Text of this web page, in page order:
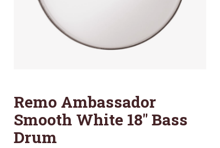
Remo Ambassador
Smooth White 18″ Bass
Drum